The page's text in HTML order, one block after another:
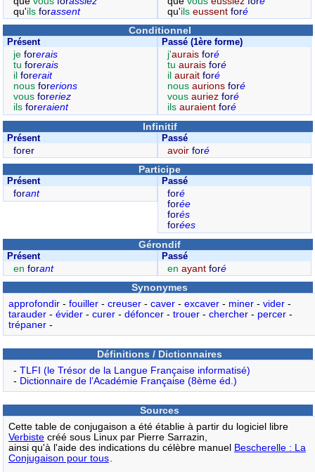
qu'ils forassent
qu'ilseussent foré
Conditionnel
Présent
je forerais
tu forerais
il forerait
nous forerions
vous foreriez
ils foreraient
Passé (1ère forme)
j'aurais foré
tuaurais foré
ilaurait foré
nousaurions foré
vousauriez foré
ilsauraient foré
Infinitif
Présent
forer
Passé
avoir foré
Participe
Présent
forant
Passé
foré
forée
forés
forées
Gérondif
Présent
en forant
Passé
enayant foré
Synonymes
approfondir- fouiller- creuser- caver- excaver- miner- vider-
tarauder- évider- curer- défoncer- trouer- chercher- percer-
trépaner-
Définitions / Dictionnaires
- TLFI (le Trésor de la Langue Française informatisé)
- Dictionnaire de l’Académie Française (8ème éd.)
Sources
Cette table de conjugaison a été établie à partir du logiciel libre
Verbistecréé sous Linux par Pierre Sarrazin,
ainsi qu'à l'aide des indications du célèbre manuel Bescherelle : La
Conjugaison pour tous